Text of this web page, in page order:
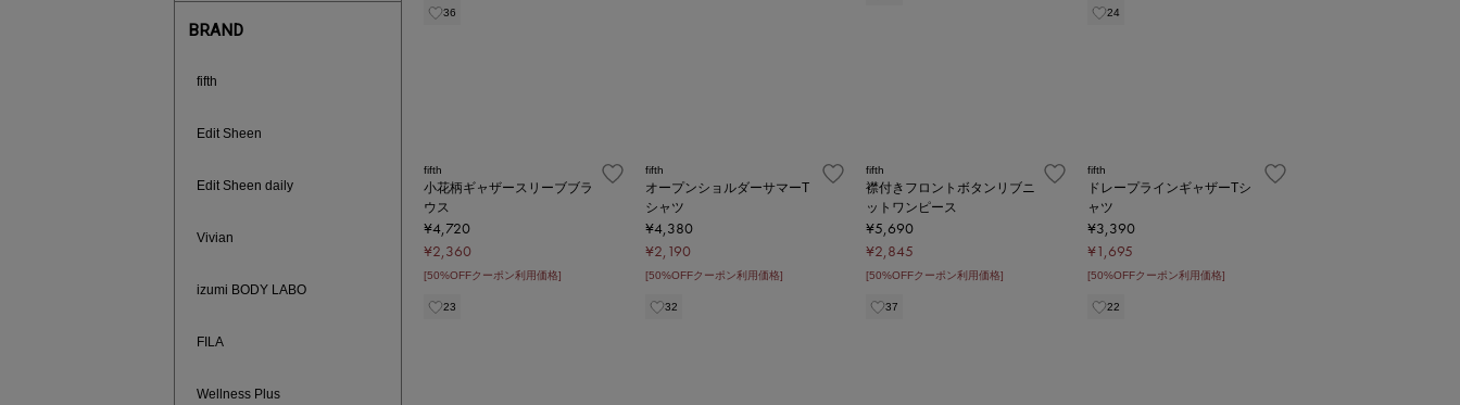
BRAND
fifth
Edit Sheen
Edit Sheen daily
Vivian
izumi BODY LABO
FILA
Wellness Plus
36 24
fifth
小花柄ギャザースリーブブラ
ウス
¥4,720
¥2,360
[50%OFFクーポン利用価格]
23
fifth
オープンショルダーサマーT
シャツ
¥4,380
¥2,190
[50%OFFクーポン利用価格]
32
fifth
襟付きフロントボタンリブニ
ットワンピース
¥5,690
¥2,845
[50%OFFクーポン利用価格]
37
fifth
ドレープラインギャザーTシ
ャツ
¥3,390
¥1,695
[50%OFFクーポン利用価格]
22